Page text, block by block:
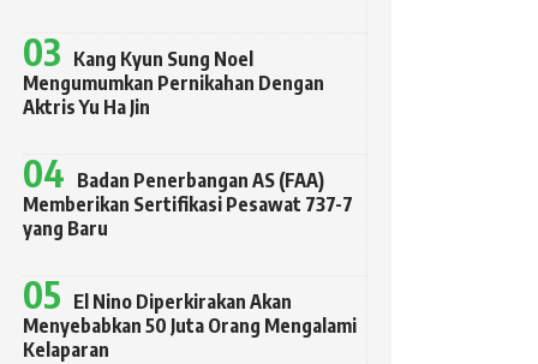
Kang Kyun Sung Noel
Mengumumkan Pernikahan Dengan
Aktris Yu Ha Jin
Badan Penerbangan AS (FAA)
Memberikan Sertifikasi Pesawat 737-7
yang Baru
El Nino Diperkirakan Akan
Menyebabkan 50 Juta Orang Mengalami
Kelaparan